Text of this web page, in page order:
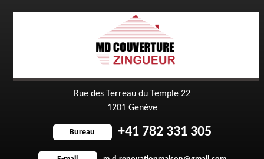
Rue des Terreau du Temple 22
1201 Genève
Bureau +41 782 331 305